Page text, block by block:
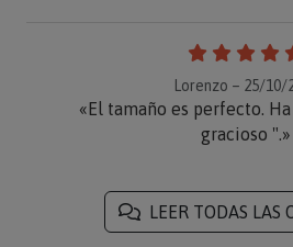
Lorenzo – 25/10/
«El tamaño es perfecto.
gracioso ".»
LEER TODAS LAS